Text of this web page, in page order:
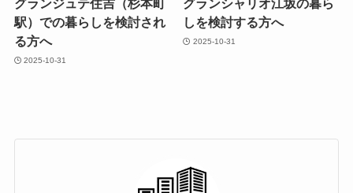
グランジュテ住吉（杉本町
駅）での暮らしを検討され
る方へ
2025-10-31
グランシャリオ江坂の暮ら
しを検討する方へ
2025-10-31